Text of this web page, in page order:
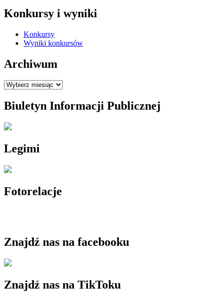
Konkursy i wyniki
Konkursy
Wyniki konkursów
Archiwum
Archiwum
Biuletyn Informacji Publicznej
Legimi
Fotorelacje
Znajdź nas na facebooku
Znajdź nas na TikToku